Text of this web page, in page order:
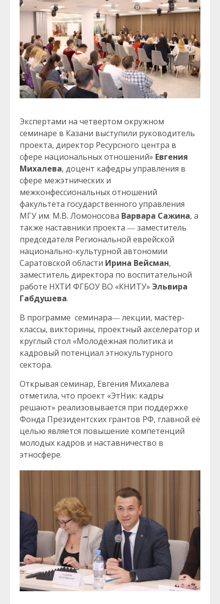
Экспертами на четвертом окружном
семинаре в Казани выступили руководитель
проекта, директор Ресурсного центра в
сфере национальных отношений» Евгения
Михалева, доцент кафедры управления в
сфере межэтнических и
межконфессиональных отношений
факультета государственного управления
МГУ им. М.В. Ломоносова Варвара Сажина, а
также наставники проекта ― заместитель
председателя Региональной еврейской
национально-культурной автономии
Саратовской области Ирина Вейсман,
заместитель директора по воспитательной
работе НХТИ ФГБОУ ВО «КНИТУ» Эльвира
Габдушева.
В программе семинара― лекции, мастер-
классы, викторины, проектный акселератор и
круглый стол «Молодёжная политика и
кадровый потенциал этнокультурного
сектора.
Открывая семинар, Евгения Михалева
отметила, что проект «ЭтНик: кадры
решают» реализовывается при поддержке
Фонда Президентских грантов РФ, главной её
целью является повышение компетенций
молодых кадров и наставничество в
этносфере.